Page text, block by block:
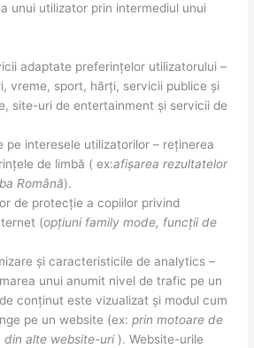
unui utilizator prin intermediul unui
adaptate preferințelor utilizatorului –
vreme, sport, hărți, servicii publice și
site-uri de entertainment și servicii de
pe interesele utilizatorilor – reținerea
de limbă ( ex:afișarea rezultatelor
Română).
de protecție a copiilor privind
(opțiuni family mode, funcții de
și caracteristicile de analytics –
unui anumit nivel de trafic pe un
conținut este vizualizat și modul cum
pe un website (ex:prin motoare de
alte website-uri). Website-urile